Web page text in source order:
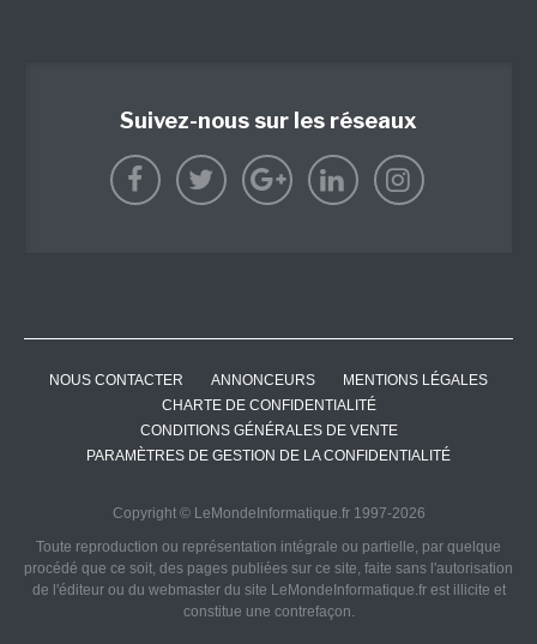
Suivez-nous sur les réseaux
NOUS CONTACTER ANNONCEURS
MENTIONS LÉGALES
CHARTE DE CONFIDENTIALITÉ
CONDITIONS GÉNÉRALES DE VENTE
PARAMÈTRES DE GESTION DE LA CONFIDENTIALITÉ
Copyright © LeMondeInformatique.fr 1997-2026
Toute reproduction ou représentation intégrale ou partielle, par quelque
procédé que ce soit, des pages publiées sur ce site, faite sans l'autorisation
de l'éditeur ou du webmaster du site LeMondeInformatique.fr est illicite et
constitue une contrefaçon.